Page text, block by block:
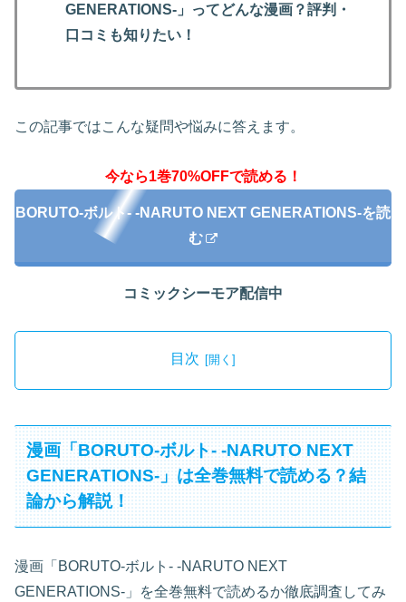
GENERATIONS-」ってどんな漫画？評判・
口コミも知りたい！
この記事ではこんな疑問や悩みに答えます。
今なら1巻70%OFFで読める！
BORUTO-ボルト- -NARUTO NEXT GENERATIONS-を読
む
コミックシーモア配信中
目次
漫画「BORUTO-ボルト- -NARUTO NEXT
GENERATIONS-」は全巻無料で読める？結
論から解説！
漫画「BORUTO-ボルト- -NARUTO NEXT
GENERATIONS-」を全巻無料で読めるか徹底調査してみ